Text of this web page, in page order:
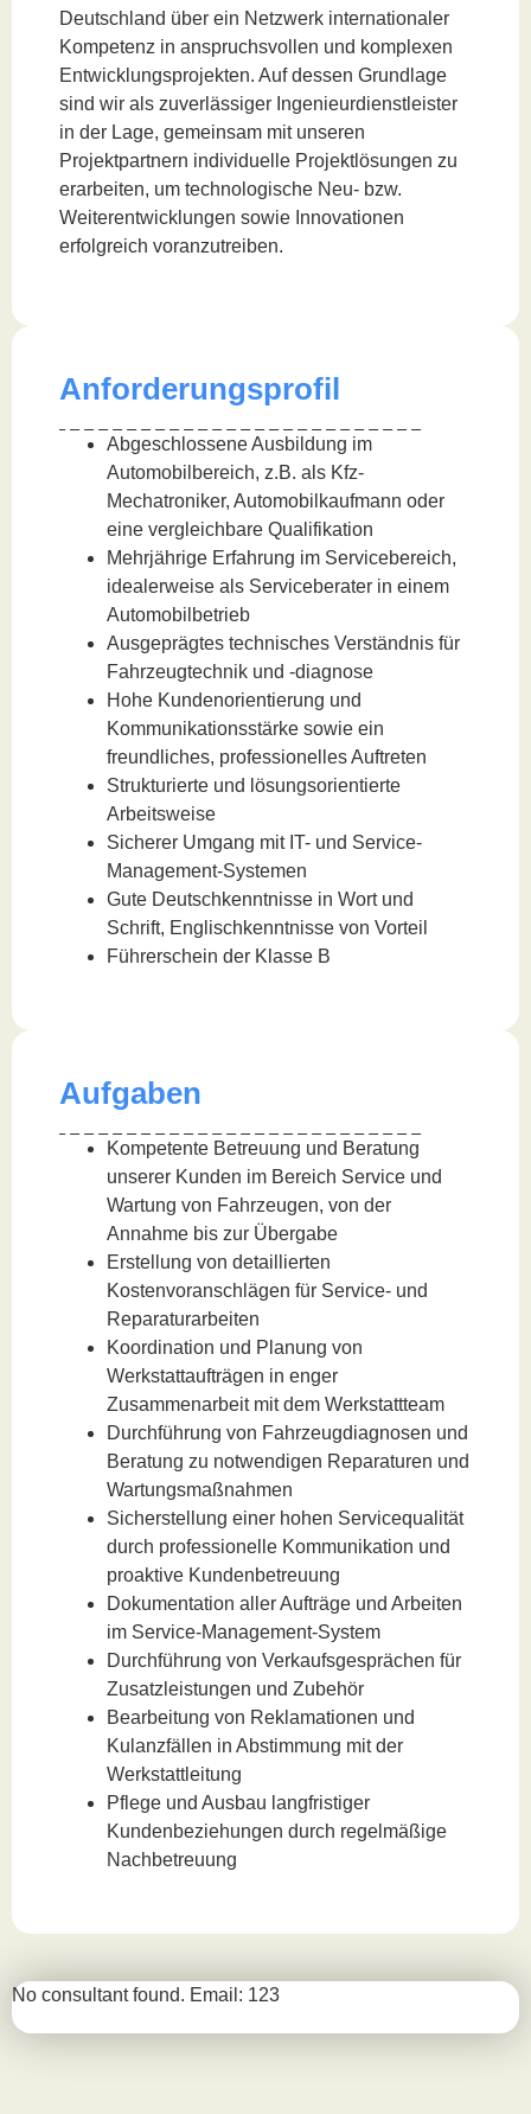
Deutschland über ein Netzwerk internationaler
Kompetenz in anspruchsvollen und komplexen
Entwicklungsprojekten. Auf dessen Grundlage
sind wir als zuverlässiger Ingenieurdienstleister
in der Lage, gemeinsam mit unseren
Projektpartnern individuelle Projektlösungen zu
erarbeiten, um technologische Neu- bzw.
Weiterentwicklungen sowie Innovationen
erfolgreich voranzutreiben.
Anforderungsprofil
Abgeschlossene Ausbildung im
Automobilbereich, z.B. als Kfz-
Mechatroniker, Automobilkaufmann oder
eine vergleichbare Qualifikation
Mehrjährige Erfahrung im Servicebereich,
idealerweise als Serviceberater in einem
Automobilbetrieb
Ausgeprägtes technisches Verständnis für
Fahrzeugtechnik und -diagnose
Hohe Kundenorientierung und
Kommunikationsstärke sowie ein
freundliches, professionelles Auftreten
Strukturierte und lösungsorientierte
Arbeitsweise
Sicherer Umgang mit IT- und Service-
Management-Systemen
Gute Deutschkenntnisse in Wort und
Schrift, Englischkenntnisse von Vorteil
Führerschein der Klasse B
Aufgaben
Kompetente Betreuung und Beratung
unserer Kunden im Bereich Service und
Wartung von Fahrzeugen, von der
Annahme bis zur Übergabe
Erstellung von detaillierten
Kostenvoranschlägen für Service- und
Reparaturarbeiten
Koordination und Planung von
Werkstattaufträgen in enger
Zusammenarbeit mit dem Werkstattteam
Durchführung von Fahrzeugdiagnosen und
Beratung zu notwendigen Reparaturen und
Wartungsmaßnahmen
Sicherstellung einer hohen Servicequalität
durch professionelle Kommunikation und
proaktive Kundenbetreuung
Dokumentation aller Aufträge und Arbeiten
im Service-Management-System
Durchführung von Verkaufsgesprächen für
Zusatzleistungen und Zubehör
Bearbeitung von Reklamationen und
Kulanzfällen in Abstimmung mit der
Werkstattleitung
Pflege und Ausbau langfristiger
Kundenbeziehungen durch regelmäßige
Nachbetreuung
No consultant found. Email: 123